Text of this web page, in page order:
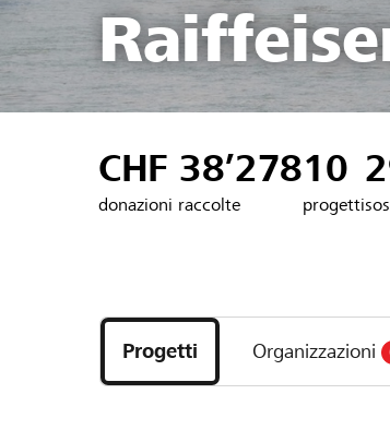
CHF 38’278
donazioni raccolte
10
progetti
i
progetti
e
Progetti Organizzazioni